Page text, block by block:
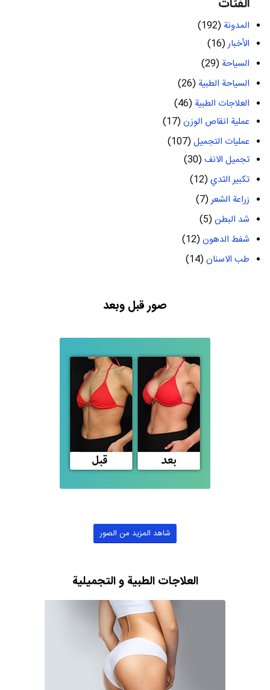
المدونة (192)
الأخبار(16)
السياحة (29)
السياحة الطبية (26)
العلاجات الطبية (46)
عملية انقاص الوزن(17)
عمليات التجميل(107)
تجميل الانف(30)
تكبير الثدي(12)
زراعة الشعر(7)
شد البطن(5)
شفط الدهون(12)
طب الاسنان(14)
صور قبل وبعد
شاهد المزيد من الصور
العلاجات الطبية و التجميلية